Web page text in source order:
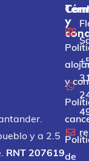
y a 2.5
RNT 207619
y
y
de